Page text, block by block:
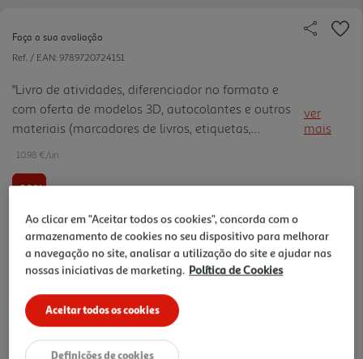
Faça a sua avaliação
Ref. / EAN: 9789720724151
"Livro de atividades, diferenciador no formato e
com oferta de modelos 3D, autocolantes e outros
materiais (marcadores de livros, etiquetas,
pendurantes de porta e cartões). Tema comercial e
divertidas direcionado s para o público pré-escolar."
ver
mais
10.98 €/un
-10%
12,20 €PVP de editor
10,98 €
Ao clicar em "Aceitar todos os cookies", concorda com o
armazenamento de cookies no seu dispositivo para melhorar
a navegação no site, analisar a utilização do site e ajudar nas
nossas iniciativas de marketing. Política de Cookies
Aceitar todos os cookies
Definições de cookies